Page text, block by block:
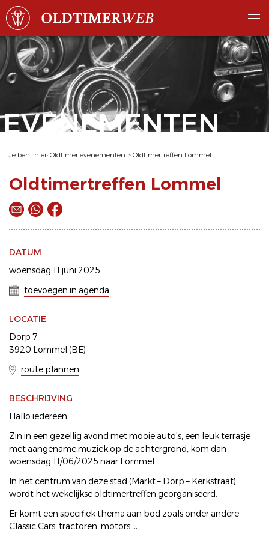
EVENEMENTEN
Je bent hier: Oldtimer evenementen > Oldtimertreffen Lommel
Oldtimertreffen Lommel
DATUM
woensdag 11 juni 2025
toevoegen in agenda
LOCATIE
Dorp 7
3920 Lommel (BE)
route plannen
BESCHRIJVING
Hallo iedereen
Zin in een gezellig avond met mooie auto's, een leuk terrasje
met aangename muziek op de achtergrond, kom dan
woensdag 11/06/2025 naar Lommel.
In het centrum van deze stad (Markt – Dorp – Kerkstraat)
wordt het wekelijkse oldtimertreffen georganiseerd.
Er komt een specifiek thema aan bod zoals onder andere
Classic Cars, tractoren, motors,…..